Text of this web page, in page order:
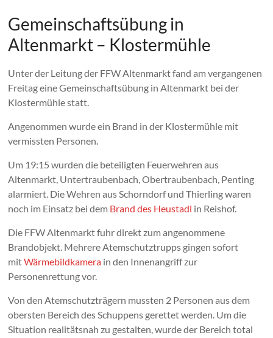
Gemeinschaftsübung in
Altenmarkt – Klostermühle
Unter der Leitung der FFW Altenmarkt fand am vergangenen
Freitag eine Gemeinschaftsübung in Altenmarkt bei der
Klostermühle statt.
Angenommen wurde ein Brand in der Klostermühle mit
vermissten Personen.
Um 19:15 wurden die beteiligten Feuerwehren aus
Altenmarkt, Untertraubenbach, Obertraubenbach, Penting
alarmiert. Die Wehren aus Schorndorf und Thierling waren
noch im Einsatz bei dem Brand des Heustadl in Reishof.
Die FFW Altenmarkt fuhr direkt zum angenommene
Brandobjekt. Mehrere Atemschutztrupps gingen sofort
mitWärmebildkamera in den Innenangriff zur
Personenrettung vor.
Von den Atemschutzträgern mussten 2 Personen aus dem
obersten Bereich des Schuppens gerettet werden. Um die
Situation realitätsnah zu gestalten, wurde der Bereich total